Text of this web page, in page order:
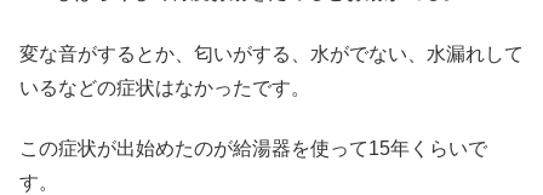
変な音がするとか、匂いがする、水がでない、水漏れして
いるなどの症状はなかったです。
この症状が出始めたのが給湯器を使って15年くらいで
す。